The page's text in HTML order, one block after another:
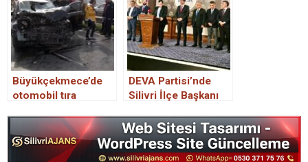
Büyükçekmece’de
otomobil tıra
DEVA Partisi’nde
Silivri İlçe Başkanı
İstanbul’daki 13 ilçe
başkanı istifa etti